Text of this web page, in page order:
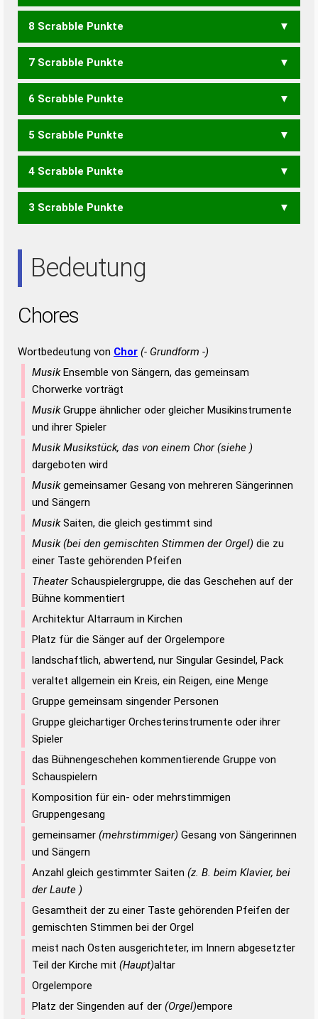
ECHO OCHS ROCH CORES
8 Scrabble Punkte
OCH CORE RECH SECH
7 Scrabble Punkte
OCR SCH CERS HEROS
6 Scrabble Punkte
CER CES SEC HOSE
5 Scrabble Punkte
OHR RHO ROH EROS
SORE
4 Scrabble Punkte
EHR EOS HER REH RHE
3 Scrabble Punkte
Bedeutung
Chores
Wortbedeutung von Chor (- Grundform -)
MusikEnsemble von Sängern, das gemeinsam
Chorwerke vorträgt
MusikGruppe ähnlicher oder gleicher Musikinstrumente
und ihrer Spieler
Musik Musikstück, das von einem Chor (siehe )
dargeboten wird
Musikgemeinsamer Gesang von mehreren Sängerinnen
und Sängern
MusikSaiten, die gleich gestimmt sind
Musik (bei den gemischten Stimmen der Orgel) die zu
einer Taste gehörenden Pfeifen
TheaterSchauspielergruppe, die das Geschehen auf der
Bühne kommentiert
Architektur Altarraum in Kirchen
Platz für die Sänger auf der Orgelempore
landschaftlich, abwertend, nur Singular Gesindel, Pack
veraltet allgemein ein Kreis, ein Reigen, eine Menge
Gruppe gemeinsam singender Personen
Gruppe gleichartiger Orchesterinstrumente oder ihrer
Spieler
das Bühnengeschehen kommentierende Gruppe von
Schauspielern
Komposition für ein- oder mehrstimmigen
Gruppengesang
gemeinsamer (mehrstimmiger) Gesang von Sängerinnen
und Sängern
Anzahl gleich gestimmter Saiten (z. B. beim Klavier, bei
der Laute )
Gesamtheit der zu einer Taste gehörenden Pfeifen der
gemischten Stimmen bei der Orgel
meist nach Osten ausgerichteter, im Innern abgesetzter
Teil der Kirche mit (Haupt)altar
Orgelempore
Platz der Singenden auf der (Orgel)empore